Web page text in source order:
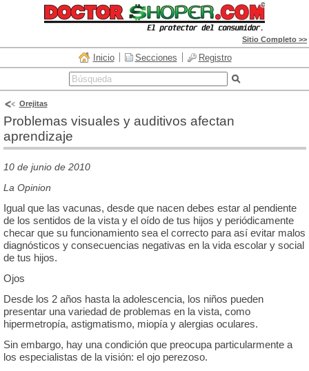
Sitio Completo >>
Inicio Secciones Registro
Orejitas
Problemas visuales y auditivos afectan
aprendizaje
10 de junio de 2010
La Opinion
Igual que las vacunas, desde que nacen debes estar al pendiente
de los sentidos de la vista y el oído de tus hijos y periódicamente
checar que su funcionamiento sea el correcto para así evitar malos
diagnósticos y consecuencias negativas en la vida escolar y social
de tus hijos.
Ojos
Desde los 2 años hasta la adolescencia, los niños pueden
presentar una variedad de problemas en la vista, como
hipermetropía, astigmatismo, miopía y alergias oculares.
Sin embargo, hay una condición que preocupa particularmente a
los especialistas de la visión: el ojo perezoso.